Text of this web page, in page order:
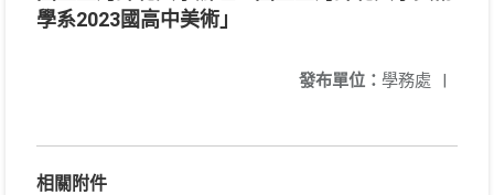
學系2023國高中美術」
發布單位： 學務處 |
相關附件